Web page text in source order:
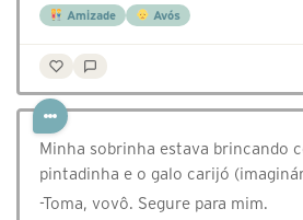
Amizade Avós
Minha sobrinha estava brincando
pintadinha e o galo carijó
-Toma, vovô. Segure para mim.